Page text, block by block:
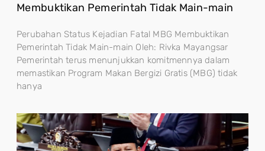
Membuktikan Pemerintah Tidak Main-main
Perubahan Status Kejadian Fatal MBG Membuktikan
Pemerintah Tidak Main-main Oleh: Rivka Mayangsar
Pemerintah terus menunjukkan komitmennya dalam
memastikan Program Makan Bergizi Gratis (MBG) tidak
hanya